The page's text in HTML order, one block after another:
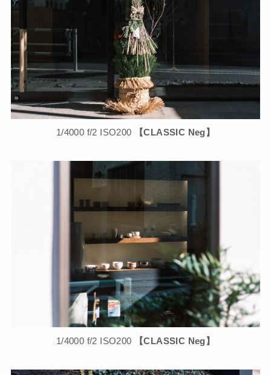
1/4000 f/2 ISO200 【CLASSIC Neg】
1/4000 f/2 ISO200 【CLASSIC Neg】